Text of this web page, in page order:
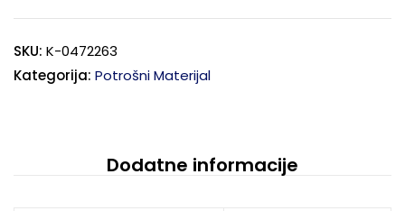
SKU: K-0472263
Kategorija: Potrošni Materijal
Dodatne informacije